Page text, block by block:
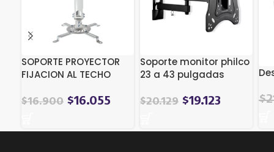
SOPORTE PROYECTOR
FIJACION AL TECHO
INCLINACIO
$16.900 $16.055
Soporte monitor philco
23 a 43 pulgadas
$20.129 $19.123
El
$